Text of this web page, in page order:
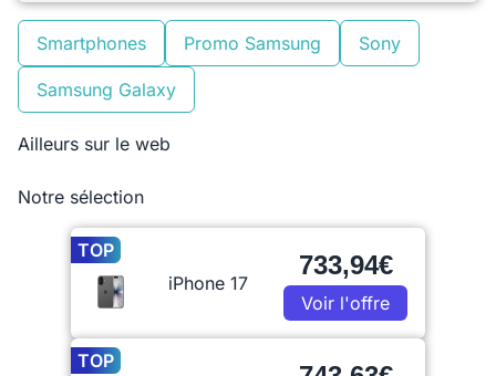
Smartphones Promo Samsung Sony
Samsung Galaxy
Ailleurs sur le web
Notre sélection
TOP
iPhone 17
733,94€
Voir l'offre
TOP